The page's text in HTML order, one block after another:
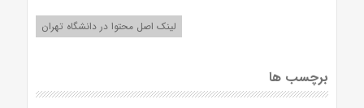
لینک اصل محتوا در دانشگاه تهران
برچسب ها